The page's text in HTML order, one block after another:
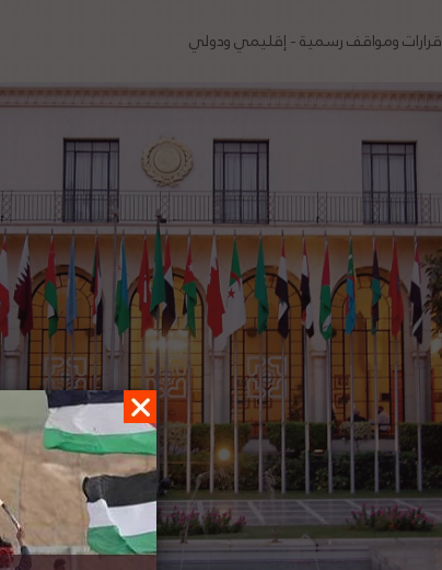
قرارات ومواقف رسمية - إقليمي ودولي